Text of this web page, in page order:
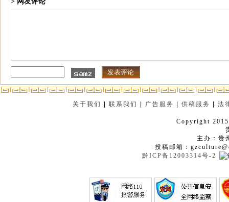
关于我们 |联系我们 广告服务 |供稿服务 |法
Copyright
主办：贵
投稿邮箱：
黔ICP备12003314号-2